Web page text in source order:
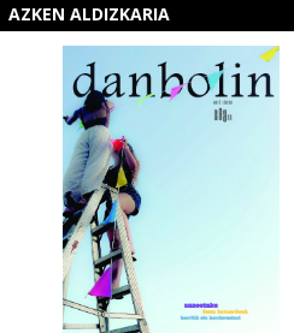
AZKEN ALDIZKARIA